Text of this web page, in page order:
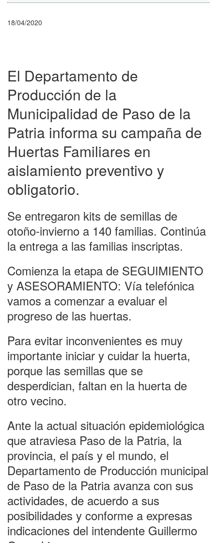
18/04/2020
El Departamento de
Producción de la
Municipalidad de Paso de la
Patria informa su campaña de
Huertas Familiares en
aislamiento preventivo y
obligatorio.
Se entregaron kits de semillas de
otoño-invierno a 140 familias. Continúa
la entrega a las familias inscriptas.
Comienza la etapa de SEGUIMIENTO
y ASESORAMIENTO: Vía telefónica
vamos a comenzar a evaluar el
progreso de las huertas.
Para evitar inconvenientes es muy
importante iniciar y cuidar la huerta,
porque las semillas que se
desperdician, faltan en la huerta de
otro vecino.
Ante la actual situación epidemiológica
que atraviesa Paso de la Patria, la
provincia, el país y el mundo, el
Departamento de Producción municipal
de Paso de la Patria avanza con sus
actividades, de acuerdo a sus
posibilidades y conforme a expresas
indicaciones del intendente Guillermo